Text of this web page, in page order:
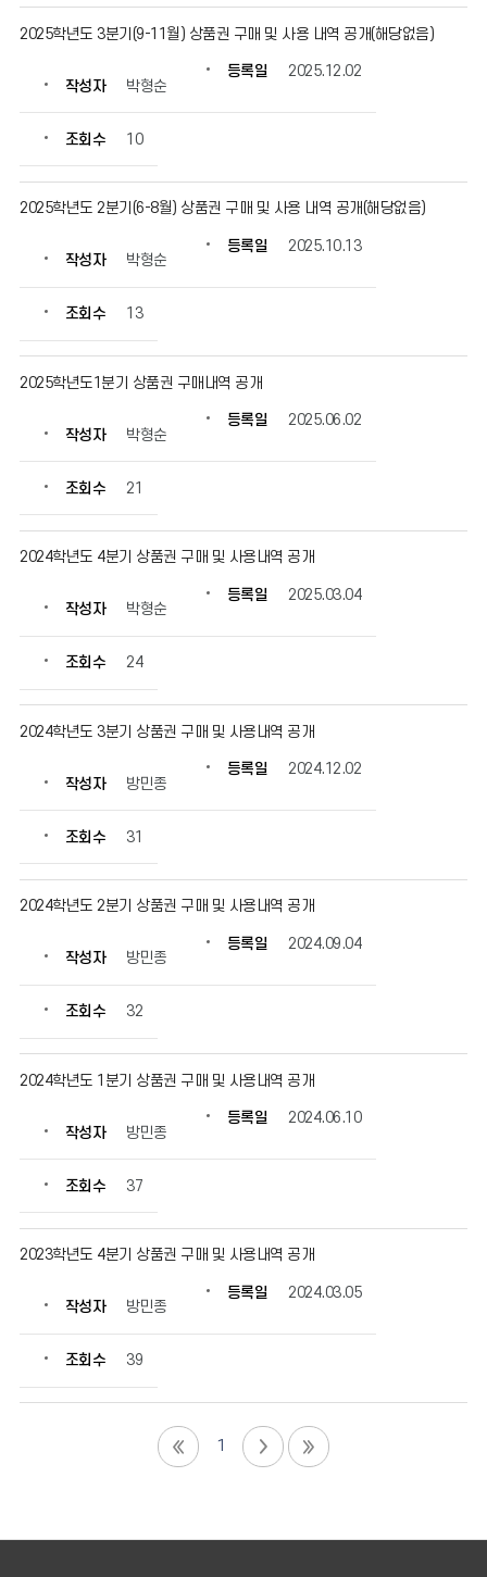
목,
작
수
를
할
수
2025학년도 3분기(9-11월) 상품권 구매 및 사용 내역 공개(해당없음)
작성자 박형순
등록일 2025.12.02
조회수 10
2025학년도 2분기(6-8월) 상품권 구매 및 사용 내역 공개(해당없음)
작성자 박형순
등록일 2025.10.13
조회수 13
2025학년도1분기 상품권 구매내역 공개
작성자 박형순
등록일 2025.06.02
조회수 21
2024학년도 4분기 상품권 구매 및 사용내역 공개
작성자 박형순
등록일 2025.03.04
조회수 24
2024학년도 3분기 상품권 구매 및 사용내역 공개
작성자 방민종
등록일 2024.12.02
조회수 31
2024학년도 2분기 상품권 구매 및 사용내역 공개
작성자 방민종
등록일 2024.09.04
조회수 32
2024학년도 1분기 상품권 구매 및 사용내역 공개
작성자 방민종
등록일 2024.06.10
조회수 37
2023학년도 4분기 상품권 구매 및 사용내역 공개
작성자 방민종
등록일 2024.03.05
조회수 39
1